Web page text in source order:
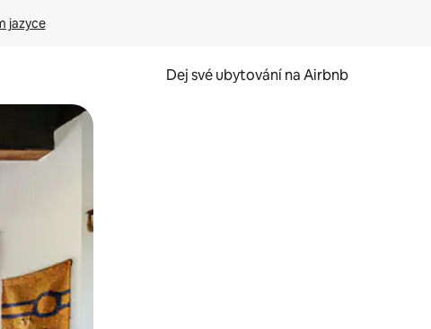
jazyce
Dej své ubytování na Airbnb